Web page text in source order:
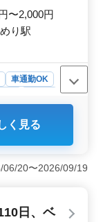
齢に関係な
ています。
能 夜勤なし 残
している企業
しております♪
〜2,000円
り駅
車通勤OK
問看護ステー
トしていま
滴などの業
。夜勤なしで
スを大切にし
遇＞ 完全週
く見る
20〜2026/09/19
日、ベ